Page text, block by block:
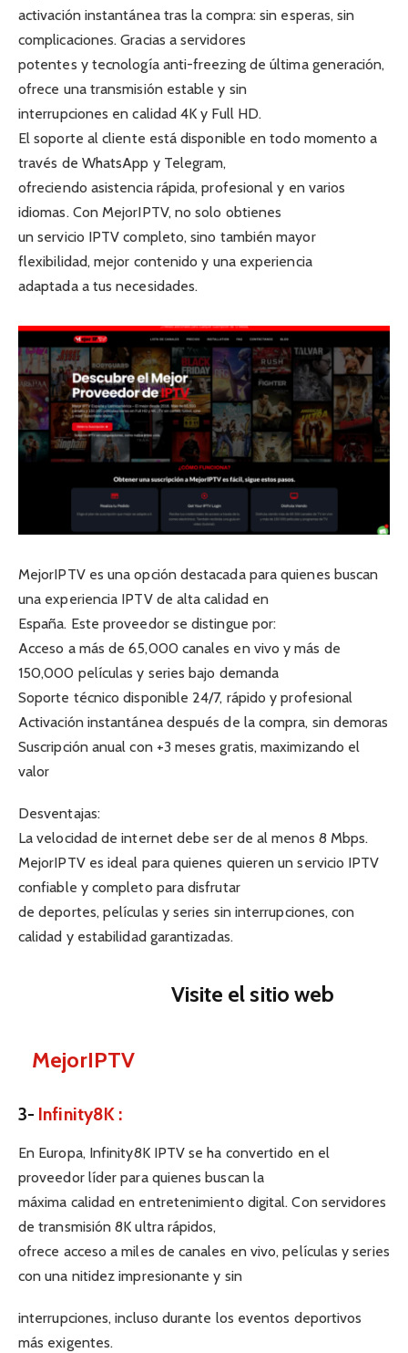
activación instantánea tras la compra: sin esperas, sin
complicaciones. Gracias a servidores
potentes y tecnología anti-freezing de última generación,
ofrece una transmisión estable y sin
interrupciones en calidad 4K y Full HD.
El soporte al cliente está disponible en todo momento a
través de WhatsApp y Telegram,
ofreciendo asistencia rápida, profesional y en varios
idiomas. Con MejorIPTV, no solo obtienes
un servicio IPTV completo, sino también mayor
flexibilidad, mejor contenido y una experiencia
adaptada a tus necesidades.
MejorIPTV es una opción destacada para quienes buscan
una experiencia IPTV de alta calidad en
España. Este proveedor se distingue por:
Acceso a más de 65,000 canales en vivo y más de
150,000 películas y series bajo demanda
Soporte técnico disponible 24/7, rápido y profesional
Activación instantánea después de la compra, sin demoras
Suscripción anual con +3 meses gratis, maximizando el
valor
Desventajas:
La velocidad de internet debe ser de al menos 8 Mbps.
MejorIPTV es ideal para quienes quieren un servicio IPTV
confiable y completo para disfrutar
de deportes, películas y series sin interrupciones, con
calidad y estabilidad garantizadas.
Visite el sitio web
MejorIPTV
3- Infinity8K :
En Europa, Infinity8K IPTV se ha convertido en el
proveedor líder para quienes buscan la
máxima calidad en entretenimiento digital. Con servidores
de transmisión 8K ultra rápidos,
ofrece acceso a miles de canales en vivo, películas y series
con una nitidez impresionante y sin
interrupciones, incluso durante los eventos deportivos
más exigentes.